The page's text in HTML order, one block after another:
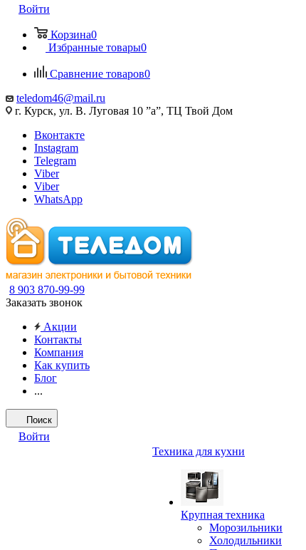
Войти
Корзина0
Избранные товары0
Сравнение товаров0
teledom46@mail.ru
г. Курск, ул. В. Луговая 10 ”а”, ТЦ Твой Дом
Вконтакте
Instagram
Telegram
Viber
Viber
WhatsApp
8 903 870-99-99
Заказать звонок
Акции
Контакты
Компания
Как купить
Блог
...
Поиск
Войти
Техника для кухни
Крупная техника
Морозильники
Холодильники